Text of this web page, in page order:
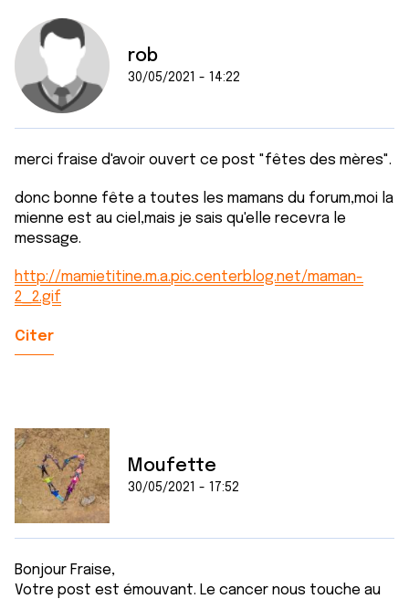
rob
30/05/2021 - 14:22
merci fraise d'avoir ouvert ce post "fêtes des mères".
donc bonne fête a toutes les mamans du forum,moi la
mienne est au ciel,mais je sais qu'elle recevra le
message.
http://mamietitine.m.a.pic.centerblog.net/maman-
2_2.gif
Citer
Moufette
30/05/2021 - 17:52
Bonjour Fraise,
Votre post est émouvant. Le cancer nous touche au